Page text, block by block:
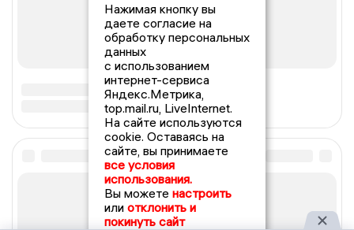
Нажимая кнопку вы
даете согласие на
обработку персональных
данных
с использованием
интернет-сервиса
Яндекс.Метрика,
top.mail.ru, LiveInternet.
На сайте используются
cookie. Оставаясь на
сайте, вы принимаете
все условия
использования.
Вы можете настроить
или отклонить и
покинуть сайт